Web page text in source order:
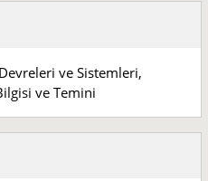
ve Sistemleri,
ve Temini